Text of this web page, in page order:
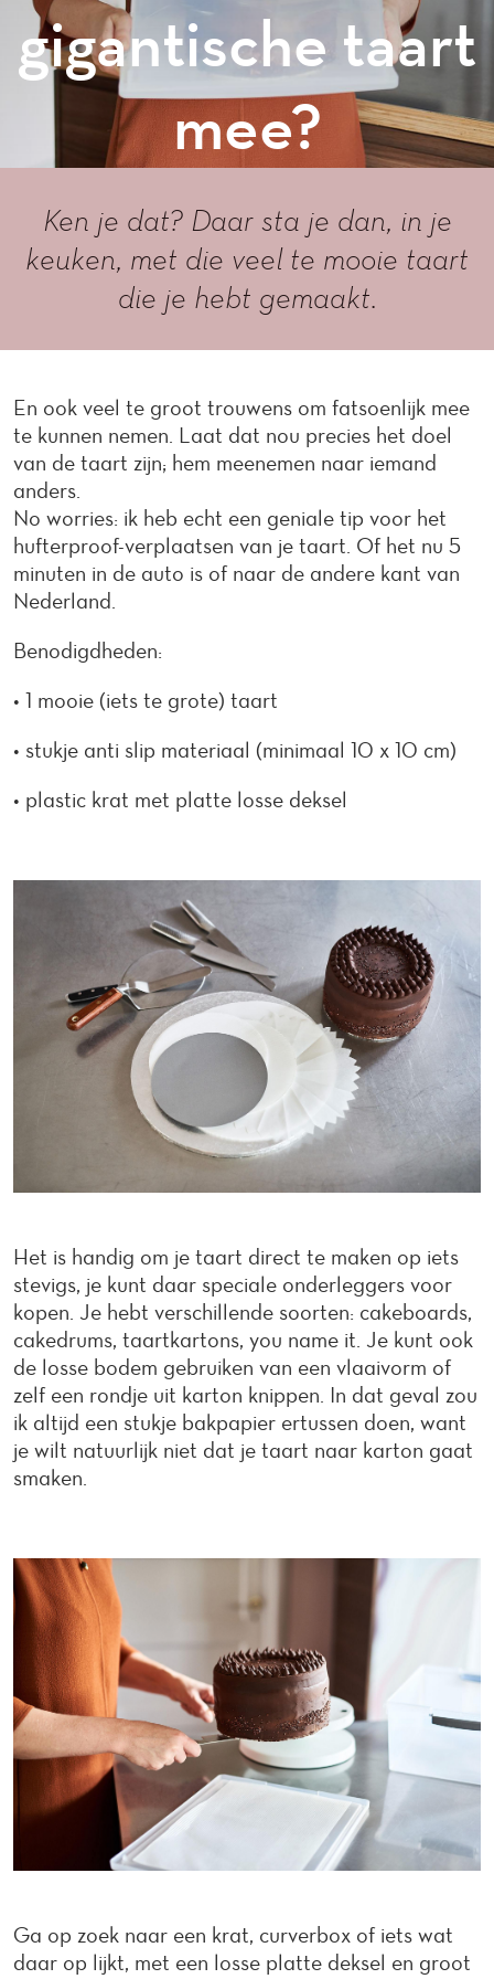
gigantische taart
mee?
Ken je dat? Daar sta je dan, in je
keuken, met die veel te mooie taart
die je hebt gemaakt.
En ook veel te groot trouwens om fatsoenlijk mee
te kunnen nemen. Laat dat nou precies het doel
van de taart zijn; hem meenemen naar iemand
anders.
No worries: ik heb echt een geniale tip voor het
hufterproof-verplaatsen van je taart. Of het nu 5
minuten in de auto is of naar de andere kant van
Nederland.
Benodigdheden:
• 1 mooie (iets te grote) taart
• stukje anti slip materiaal (minimaal 10 x 10 cm)
• plastic krat met platte losse deksel
Het is handig om je taart direct te maken op iets
stevigs, je kunt daar speciale onderleggers voor
kopen. Je hebt verschillende soorten: cakeboards,
cakedrums, taartkartons, you name it. Je kunt ook
de losse bodem gebruiken van een vlaaivorm of
zelf een rondje uit karton knippen. In dat geval zou
ik altijd een stukje bakpapier ertussen doen, want
je wilt natuurlijk niet dat je taart naar karton gaat
smaken.
Ga op zoek naar een krat, curverbox of iets wat
daar op lijkt, met een losse platte deksel en groot